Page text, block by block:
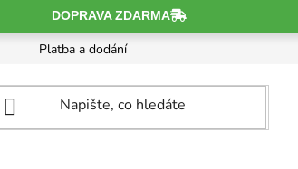
Platba a dodání